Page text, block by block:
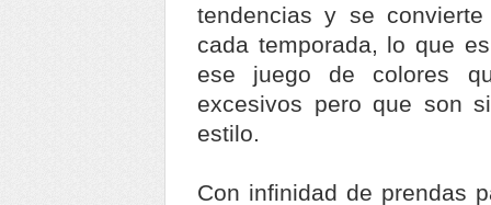
tendencias y se
cada temporada, lo que
ese juego de colores
excesivos pero que son
estilo.
Con infinidad de prendas